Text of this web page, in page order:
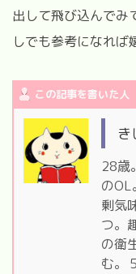
出して飛び込んでみ
しでも参考になれば
この記事を書いた人
28歳
のOL
剰気
つ。
の衛
む。